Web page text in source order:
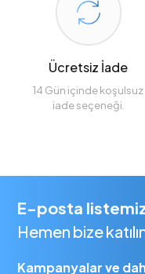
Ücretsiz İade
14 Gün içinde koşulsuz
iade seçeneği.
E-posta
Hemen bize
Kampanyalar ve